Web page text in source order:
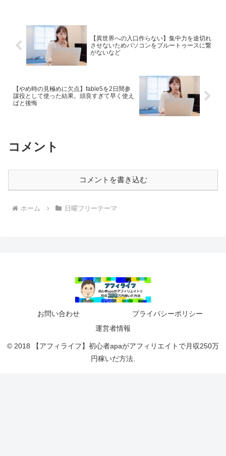
【異世界への入口作らない】集中力を途切れ
させないためパソコンをブルートゥースに繋
がないなど
【やめ時の見極めに欠点】fable5を2日間参
謀役として使った結果。頭良すぎて早く使え
ばと後悔
コメント
コメントを書き込む
ホーム 日曜フリーテーマ
お問い合わせ
プライバシーポリシー
運営者情報
© 2018 【アフィライフ】初心者apaがアフィリエイトで月収250万
円稼いだ方法.